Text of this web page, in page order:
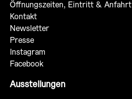
Öffnungszeiten, Eintritt & Anfahrt
Kontakt
Newsletter
Presse
Instagram
Facebook
Ausstellungen